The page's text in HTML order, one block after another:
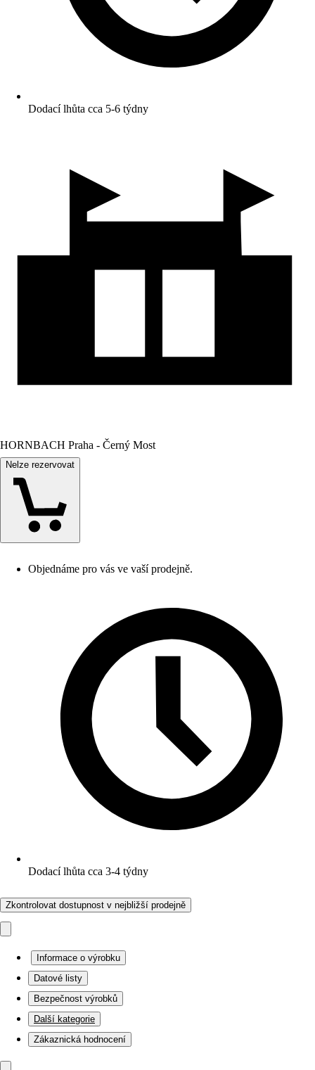
Dodací lhůta cca 5-6 týdny
HORNBACH Praha - Černý Most
Nelze rezervovat
Objednáme pro vás ve vaší prodejně.
Dodací lhůta cca 3-4 týdny
Zkontrolovat dostupnost v nejbližší prodejně
Informace o výrobku
Datové listy
Bezpečnost výrobků
Další kategorie
Zákaznická hodnocení